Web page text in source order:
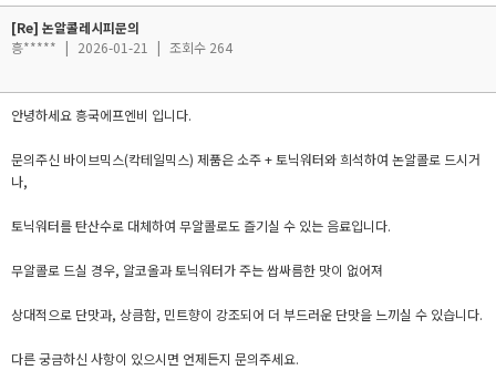
[Re] 논알콜레시피문의
흥***** | 2026-01-21 | 조회수 264
안녕하세요 흥국에프엔비 입니다.
문의주신 바이브믹스(칵테일믹스) 제품은 소주 + 토닉워터와 희석하여 논알콜로 드시거
나,
토닉워터를 탄산수로 대체하여 무알콜로도 즐기실 수 있는 음료입니다.
무알콜로 드실 경우, 알코올과 토닉워터가 주는 쌉싸름한 맛이 없어져
상대적으로 단맛과, 상큼함, 민트향이 강조되어 더 부드러운 단맛을 느끼실 수 있습니다.
다른 궁금하신 사항이 있으시면 언제든지 문의주세요.